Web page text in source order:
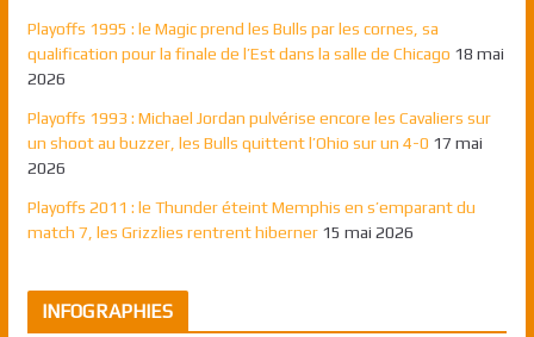
Playoffs 1995 : le Magic prend les Bulls par les cornes, sa
qualification pour la finale de l’Est dans la salle de Chicago 18 mai
2026
Playoffs 1993 : Michael Jordan pulvérise encore les Cavaliers sur
un shoot au buzzer, les Bulls quittent l’Ohio sur un 4-0 17 mai
2026
Playoffs 2011 : le Thunder éteint Memphis en s’emparant du
match 7, les Grizzlies rentrent hiberner 15 mai 2026
INFOGRAPHIES